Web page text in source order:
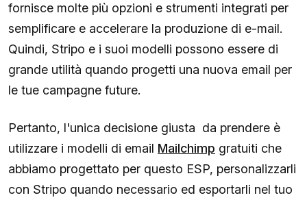
fornisce molte più opzioni e strumenti integrati per
semplificare e accelerare la produzione di e-mail.
Quindi, Stripo e i suoi modelli possono essere di
grande utilità quando progetti una nuova email per
le tue campagne future.
Pertanto, l'unica decisione giusta da prendere è
utilizzare i modelli di email Mailchimp gratuiti che
abbiamo progettato per questo ESP, personalizzarli
con Stripo quando necessario ed esportarli nel tuo